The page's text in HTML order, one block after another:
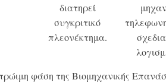
διατηρεί
συγκριτικό
πλεονέκτημα.
φάση της Βιομηχανικής